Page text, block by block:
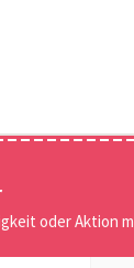
oder Aktion